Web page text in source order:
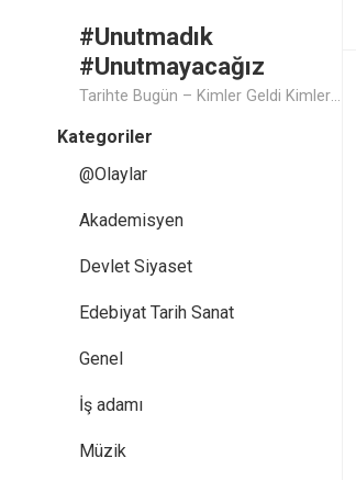
#Unutmadık
#Unutmayacağız
Tarihte Bugün – Kimler Geldi Kimler Geçti..
Kategoriler
@Olaylar
Akademisyen
Devlet Siyaset
Edebiyat Tarih Sanat
Genel
İş adamı
Müzik